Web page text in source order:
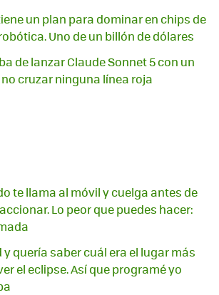
un plan para dominar en chips de
Uno de un billón de dólares
de lanzar Claude Sonnet 5 con un
cruzar ninguna línea roja
te llama al móvil y cuelga antes de
Lo peor que puedes hacer:
y quería saber cuál era el lugar más
el eclipse. Así que programé yo